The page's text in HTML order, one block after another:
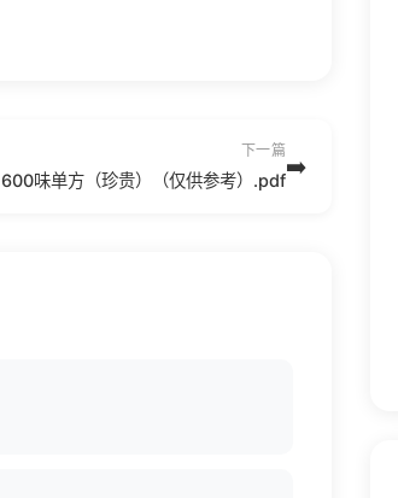
下一篇
600味单方（珍贵）（仅供参考）.pdf➡️